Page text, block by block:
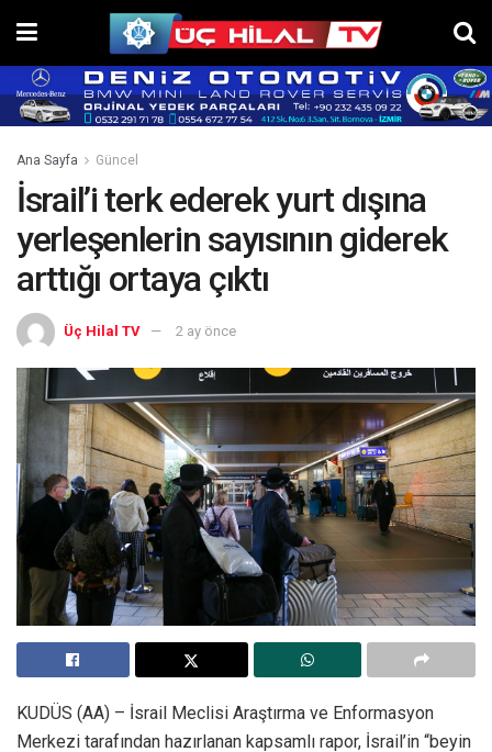
Ana Sayfa Güncel
İsrail’i terk ederek yurt dışına
yerleşenlerin sayısının giderek
arttığı ortaya çıktı
Üç Hilal TV 2 ay önce
KUDÜS (AA) – İsrail Meclisi Araştırma ve Enformasyon
Merkezi tarafından hazırlanan kapsamlı rapor, İsrail’in “beyin